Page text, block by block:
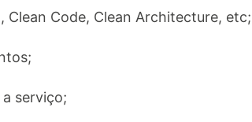
Code, Clean Architecture, etc;
serviço;